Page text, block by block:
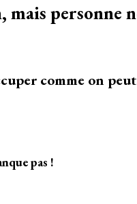
personne
comme on
pas !